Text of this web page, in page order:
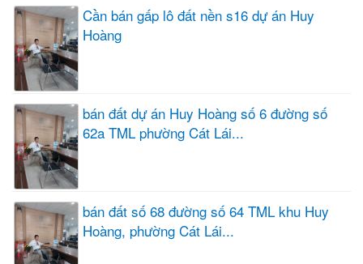
Cần bán gấp lô đất nền s16 dự án Huy
Hoàng
bán đất dự án Huy Hoàng số 6 đường số
62a TML phường Cát Lái...
bán đất số 68 đường số 64 TML khu Huy
Hoàng, phường Cát Lái...